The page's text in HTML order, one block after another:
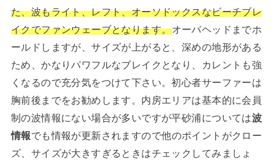
た、波もライト、レフト、オーソドックスなビーチブレ
イクでファンウェーブとなります。オーバヘッドまでホ
ールドしますが、サイズが上がると、深めの地形がある
ため、かなりパワフルなブレイクとなり、カレントも強
くなるので充分気をつけて下さい。初心者サーファーは
胸前後までをお勧めします。内房エリアは基本的に会員
制の波情報にない場合が多いですが平砂浦については波
情報でも情報が更新されますので他のポイントがクロー
ズ、サイズが大きすぎるときはチェックしてみましょ